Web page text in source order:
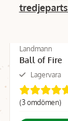
Landmann
Ball of Fire
Lagervara
(3 omdömen)